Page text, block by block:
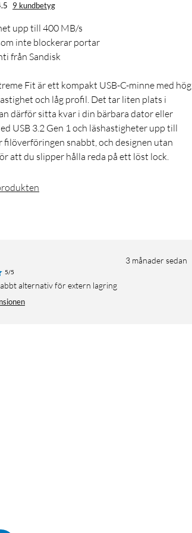
9 kundbetyg
upp till 400 MB/s
inte blockerar portar
från Sandisk
Fit är ett kompakt USB-C-minne med hög
och låg profil. Det tar liten plats i
därför sitta kvar i din bärbara dator eller
USB 3.2 Gen 1 och läshastigheter upp till
filöverföringen snabbt, och designen utan
att du slipper hålla reda på ett löst lock.
3 månader sedan
5/5
alternativ för extern lagring